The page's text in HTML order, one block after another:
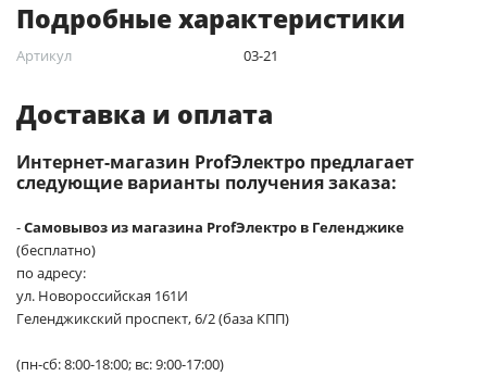
Подробные характеристики
Артикул 03-21
Доставка и оплата
Интернет-магазин ProfЭлектро предлагает
следующие варианты получения заказа:
-Самовывоз из магазина ProfЭлектро в Геленджике
(бесплатно)
по адресу:
ул. Новороссийская 161И
Геленджикский проспект, 6/2 (база КПП)
(пн-сб: 8:00-18:00; вс: 9:00-17:00)